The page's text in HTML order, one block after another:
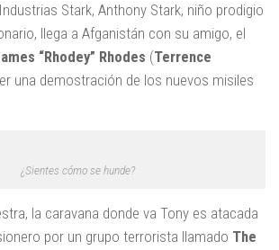
Stark, Anthony Stark, niño prodigio
llega a Afganistán con su amigo, el
“Rhodey” Rhodes (Terrence
una demostración de los nuevos misiles
¿Sientes cómo se hunde?
la caravana donde va Tony es atacada
por un grupo terrorista llamado The